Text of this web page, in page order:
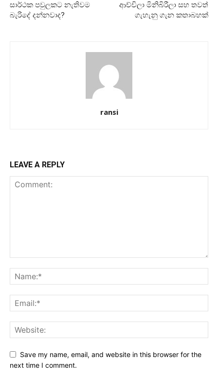
සාර්ථක පවුලකට නැතිවම
බැරිදේ දන්නවාද?
ආච්චිලා මිනිබිරීලා සහ තවත්
ගැහැනු ගැන කතාබහක්
ransi
LEAVE A REPLY
Save my name, email, and website in this browser for the
next time I comment.